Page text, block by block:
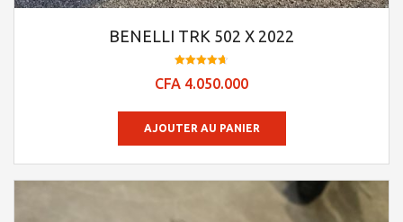
BENELLI TRK 502 X 2022
4.66
CFA 4.050.000
AJOUTER AU PANIER